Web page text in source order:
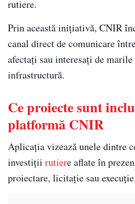
rutiere.
Prin această inițiativă, CNIR
canal direct de comunicare
afectați sau interesați de
infrastructură.
Ce proiecte sunt
platformă CNIR
Aplicația vizează unele dintre
investiții rutiere aflate în
proiectare, licitație sau